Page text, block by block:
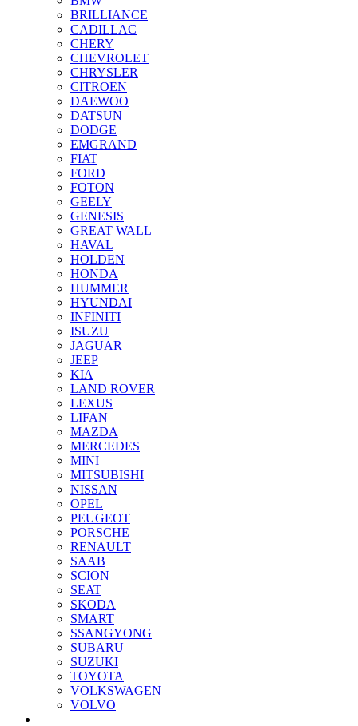
BRILLIANCE
CADILLAC
CHERY
CHEVROLET
CHRYSLER
CITROEN
DAEWOO
DATSUN
DODGE
EMGRAND
FIAT
FORD
FOTON
GEELY
GENESIS
GREAT WALL
HAVAL
HOLDEN
HONDA
HUMMER
HYUNDAI
INFINITI
ISUZU
JAGUAR
JEEP
KIA
LAND ROVER
LEXUS
LIFAN
MAZDA
MERCEDES
MINI
MITSUBISHI
NISSAN
OPEL
PEUGEOT
PORSCHE
RENAULT
SAAB
SCION
SEAT
SKODA
SMART
SSANGYONG
SUBARU
SUZUKI
TOYOTA
VOLKSWAGEN
VOLVO